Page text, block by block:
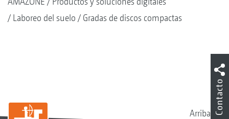
Laboreo del suelo
Gradas de discos compactas
Arriba Contacto